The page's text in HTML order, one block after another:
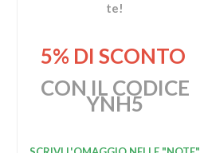
te!
5% DI SCONTO
CON IL CODICE
YNH5